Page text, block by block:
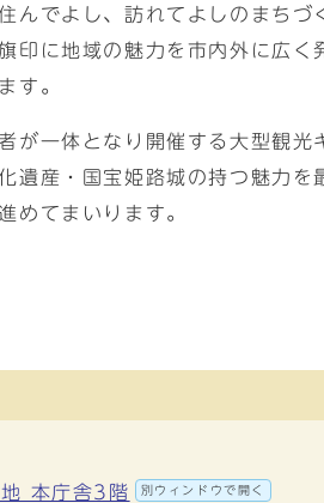
んでよし、訪れてよしのまち
印に地域の魅力を市内外に広
す。
が一体となり開催する大型観
遺産・国宝姫路城の持つ魅力
めてまいります。
本庁舎3階 別ウィンドウで開く